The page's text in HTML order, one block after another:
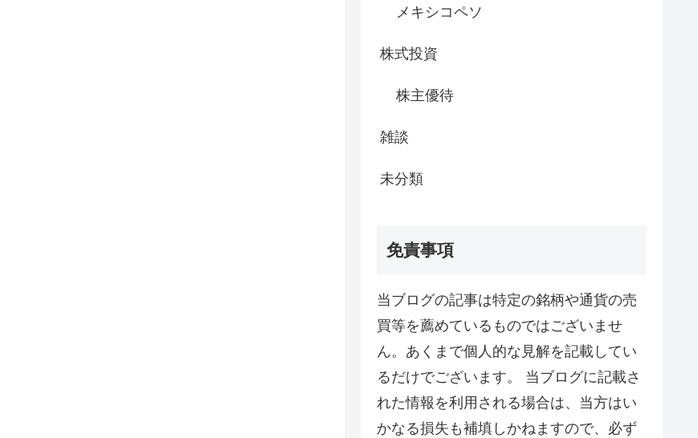
メキシコペソ
株式投資
株主優待
雑談
未分類
免責事項
当ブログの記事は特定の銘柄や通貨の売
買等を薦めているものではございませ
ん。あくまで個人的な見解を記載してい
るだけでございます。 当ブログに記載さ
れた情報を利用される場合は、当方はい
かなる損失も補填しかねますので、必ず